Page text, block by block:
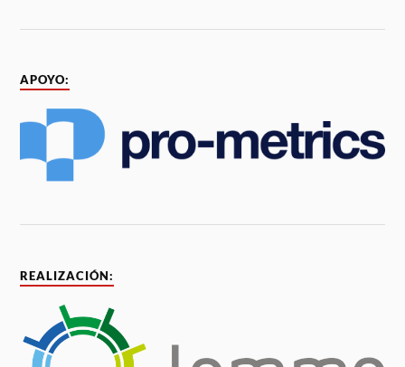
APOYO:
REALIZACIÓN: